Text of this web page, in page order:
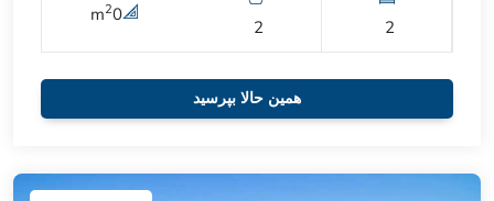
2
2
0
m2
همین حالا بپرسید